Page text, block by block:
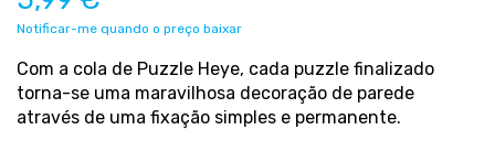
Notificar-me quando o preço baixar
Com a cola de Puzzle Heye, cada puzzle finalizado
torna-se uma maravilhosa decoração de parede
através de uma fixação simples e permanente.